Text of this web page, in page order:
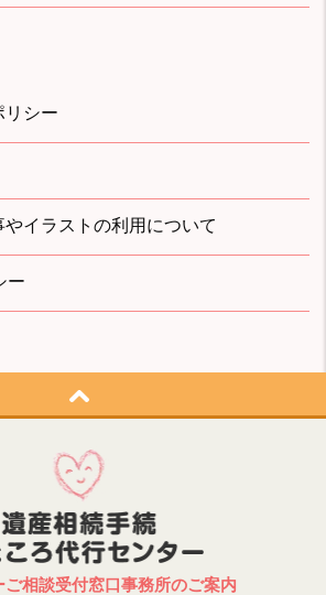
リシー
イラストの利用について
ー
ご相談受付窓口事務所のご案内